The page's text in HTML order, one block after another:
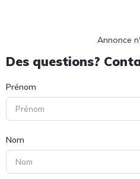
Annonce
Des questions?
Prénom
Nom